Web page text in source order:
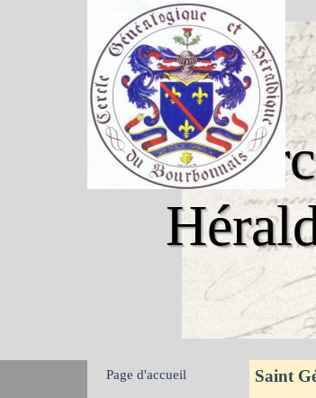
Sauter le menu
Page d'accueil Saint